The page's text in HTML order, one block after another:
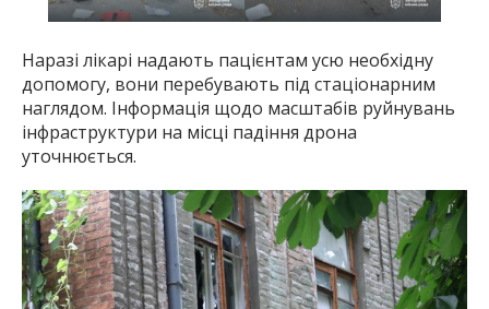
Наразі лікарі надають пацієнтам усю необхідну
допомогу, вони перебувають під стаціонарним
наглядом. Інформація щодо масштабів руйнувань
інфраструктури на місці падіння дрона
уточнюється.